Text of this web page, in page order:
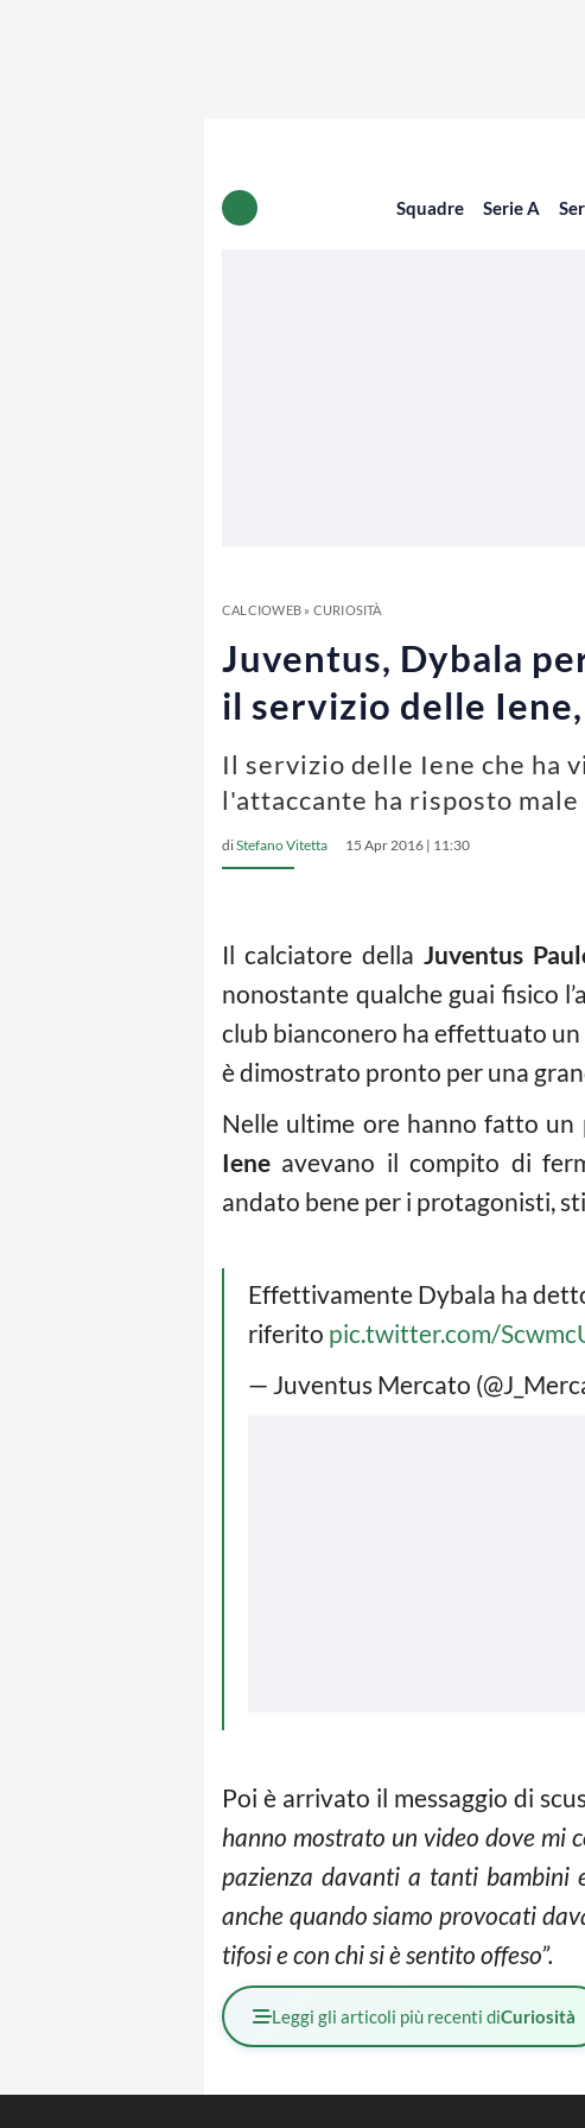
Squadre Serie A
CALCIOWEB» CURIOSITÀ
Juventus, Dybala
il servizio delle
Il servizio delle Iene che ha
l'attaccante ha risposto male
diStefano Vitetta 15 Apr 2016 | 11:30
Il calciatore dellaJuventus
nonostante qualche guai fisico
club bianconero ha effettuato
è dimostrato pronto per una
Nelle ultime ore hanno fatto un
Iene avevano il compito di
andato bene per i protagonisti,
Effettivamente Dybala ha
riferito pic.twitter.com/
— Juventus Mercato
Poi è arrivato il messaggio di
hanno mostrato un video dove mi
pazienza davanti a tanti bambini
anche quando siamo provocati
tifosi e con chi si è sentito offeso”.
Leggi gli articoli più recenti diCuriosità